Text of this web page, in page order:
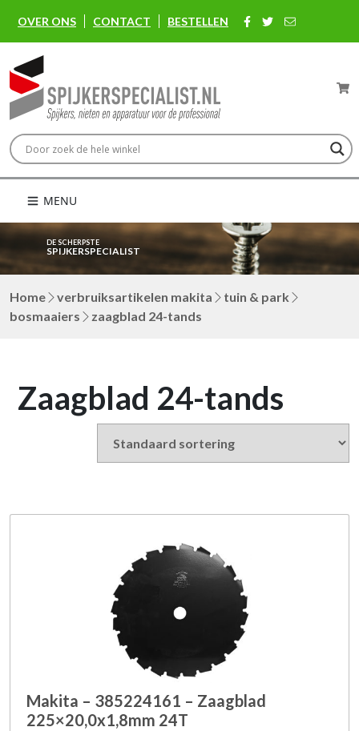
OVER ONS CONTACT BESTELLEN
MENU
DE SCHERPSTE
SPIJKERSPECIALIST
Home verbruiksartikelen makita
tuin & park
bosmaaiers
zaagblad 24-tands
Zaagblad 24-tands
Makita – 385224161 – Zaagblad
225×20,0x1,8mm 24T